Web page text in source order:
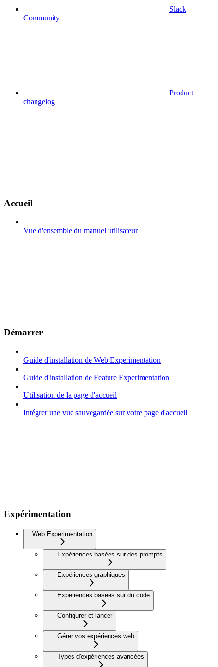
Slack
Community
Product
changelog
Accueil
Vue d'ensemble du manuel utilisateur
Démarrer
Guide d'installation de Web Experimentation
Guide d'installation de Feature Experimentation
Utilisation de la page d'accueil
Intégrer une vue sauvegardée sur votre page d'accueil
Expérimentation
Web Experimentation
Expériences basées sur des prompts
Expériences graphiques
Expériences basées sur du code
Configurer et lancer
Gérer vos expériences web
Types d'expériences avancées